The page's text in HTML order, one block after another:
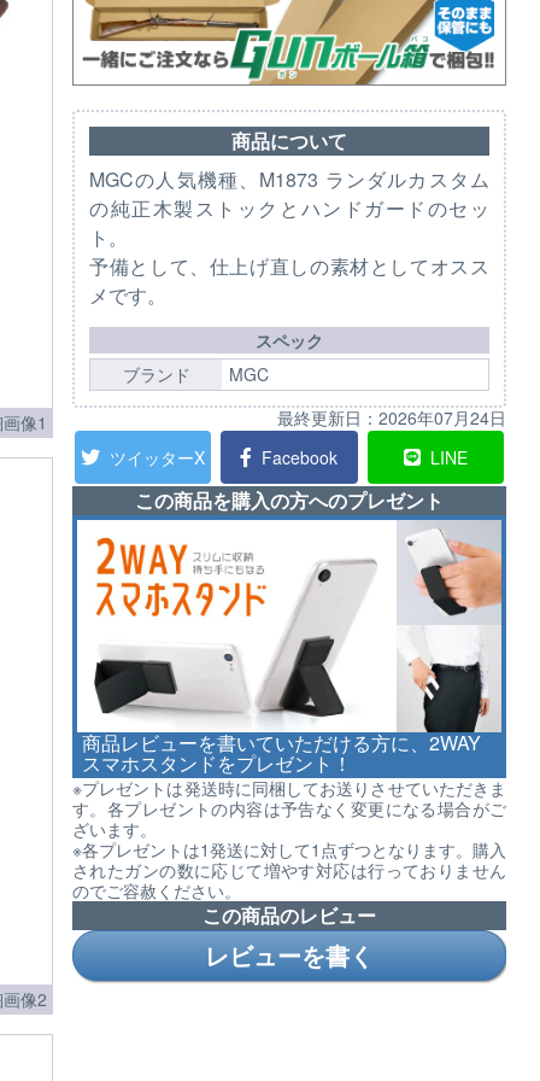
商品について
MGCの人気機種、M1873 ランダルカスタム
の純正木製ストックとハンドガードのセッ
ト。
予備として、仕上げ直しの素材としてオスス
メです。
スペック
ブランド
MGC
最終更新日： 2026年07月24日
ツイッターX
Facebook LINE
この商品を購入の方へのプレゼント
商品レビューを書いていただける方に、2WAY
スマホスタンドをプレゼント！
※プレゼントは発送時に同梱してお送りさせていただきま
す。各プレゼントの内容は予告なく変更になる場合がご
ざいます。
※各プレゼントは1発送に対して1点ずつとなります。購入
されたガンの数に応じて増やす対応は行っておりません
のでご容赦ください。
この商品のレビュー
レビューを書く
像1
像2